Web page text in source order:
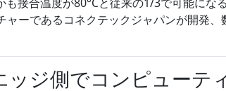
ャーであるコネクテックジャパンが開発
ッジ側でコンピューテ